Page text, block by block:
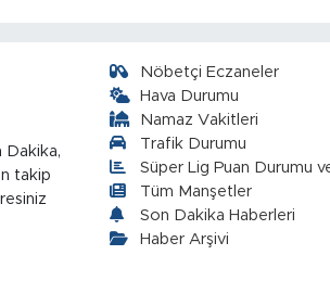
Dakika,
takip
Nöbetçi Eczaneler
Hava Durumu
Namaz Vakitleri
Trafik Durumu
Süper Lig Puan Durumu
Tüm Manşetler
Son Dakika Haberleri
Haber Arşivi